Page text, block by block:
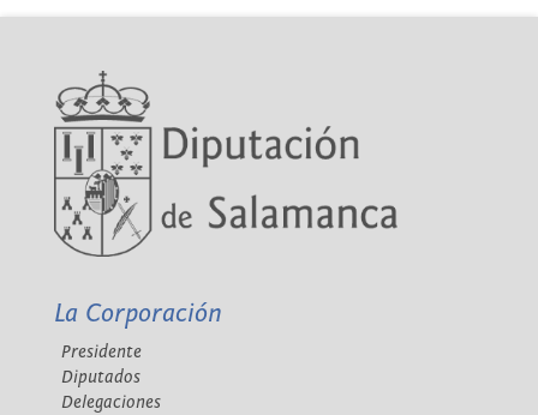
La Corporación
Presidente
Diputados
Delegaciones